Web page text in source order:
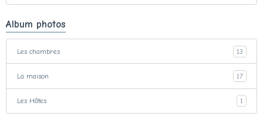
Album photos
Les chambres 13
La maison 17
Les Hôtes 1